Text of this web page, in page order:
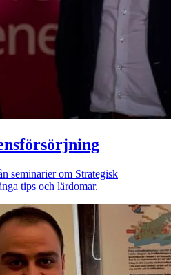
seminarier om Strategisk
tips och lärdomar.